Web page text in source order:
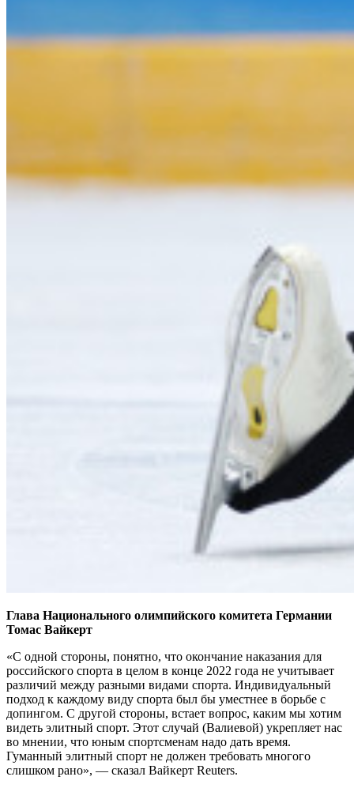
Глава Национального олимпийского комитета Германии
Томас Вайкерт
«С одной стороны, понятно, что окончание наказания для
российского спорта в целом в конце 2022 года не учитывает
различий между разными видами спорта. Индивидуальный
подход к каждому виду спорта был бы уместнее в борьбе с
допингом. С другой стороны, встает вопрос, каким мы хотим
видеть элитный спорт. Этот случай (Валиевой) укрепляет нас
во мнении, что юным спортсменам надо дать время.
Гуманный элитный спорт не должен требовать многого
слишком рано», — сказал Вайкерт Reuters.